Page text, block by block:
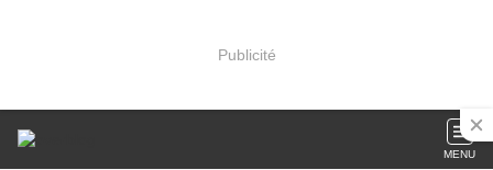
Publicité
MENU